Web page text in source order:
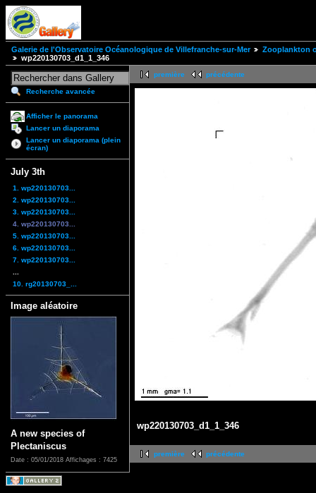
Galerie de l'Observatoire Océanologique de Villefranche-sur-Mer
Zooplankton
wp220130703_d1_1_346
Recherche avancée
Afficher le panorama
Lancer un diaporama
Lancer un diaporama (plein
écran)
July 3th
1. wp220130703...
2. wp220130703...
3. wp220130703...
4. wp220130703...
5. wp220130703...
6. wp220130703...
7. wp220130703...
10. rg20130703_...
Image aléatoire
A new species of
Plectaniscus
Date : 05/01/2018 Affichages : 7425
première précédente
wp220130703_d1_1_346
première précédente